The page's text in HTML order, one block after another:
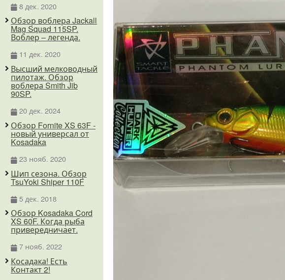
8 дек. 2020
Обзор воблера Jackall
Mag Squad 115SP.
Воблер – легенда.
11 дек. 2020
Высший мелководный
пилотаж. Обзор
воблера Smith Jib
90SP.
20 дек. 2024
Обзор Fornite XS 63F -
новый универсал от
Kosadaka
23 нояб. 2020
Шип сезона. Обзор
TsuYoki Shiper 110F
5 дек. 2018
Обзор Kosadaka Cord
XS 60F. Когда рыба
привередничает.
7 нояб. 2022
Косадака! Есть
Контакт 2!